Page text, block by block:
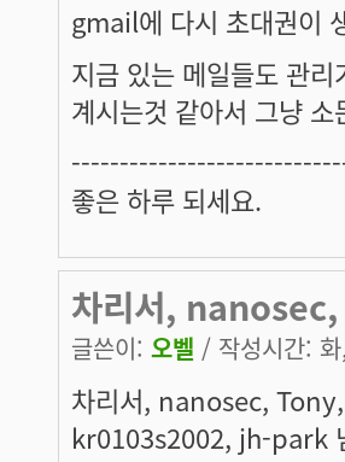
gmail에 다시 초대권이
지금 있는 메일들도 관
계시는것 같아서 그냥
좋은 하루 되세요.
차리서,
글쓴이: 오벨 / 작성시간:
차리서, nanosec,
kr0103s2002, jh-park